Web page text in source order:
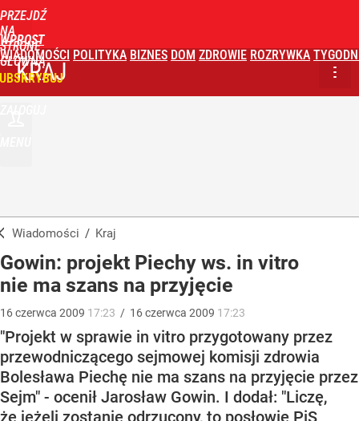
PRZEJDŹ
NA
STRONĘ
GŁÓWNĄ
WPROST
WIADOMOŚCI POLITYKA BIZNES DOM ZDROWIE ROZRYWKA
KRAJ
Wiadomości / Kraj
Gowin: projekt Piechy ws. in vitro
nie ma szans na przyjęcie
16czerwca 2009 17:23 / 16czerwca 2009 17:23
"Projekt w sprawie in vitro przygotowany przez
przewodniczącego sejmowej komisji zdrowia
Bolesława Piechę nie ma szans na przyjęcie przez
Sejm" - ocenił Jarosław Gowin. I dodał: "Liczę,
że jeżeli zostanie odrzucony, to posłowie PiS